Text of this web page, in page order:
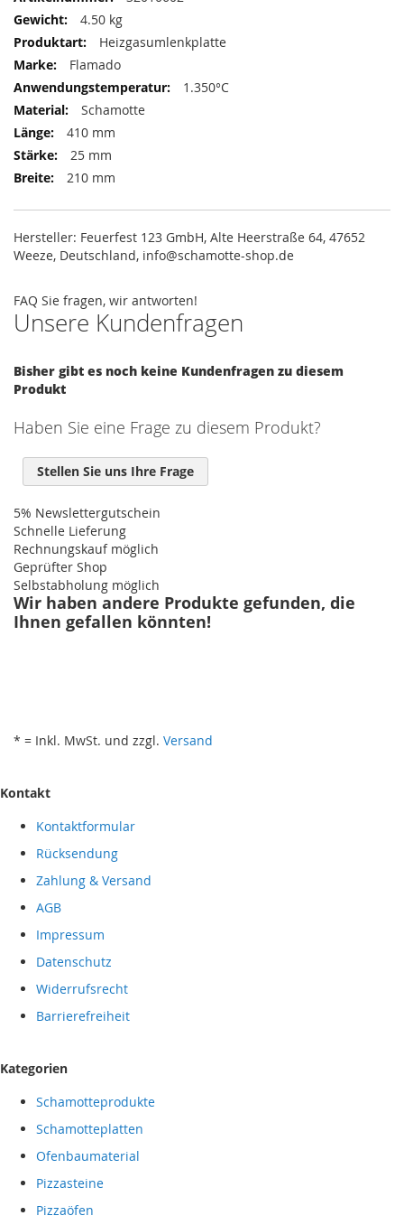
4.50 kg
Heizgasumlenkplatte
Flamado
1.350°C
Schamotte
410 mm
25 mm
210 mm
Hersteller: Feuerfest 123 GmbH, Alte Heerstraße 64, 47652
Weeze, Deutschland, info@schamotte-shop.de
FAQ Sie fragen, wir antworten!
Unsere Kundenfragen
Bisher gibt es noch keine Kundenfragen zu diesem
Produkt
Haben Sie eine Frage zu diesem Produkt?
Stellen Sie uns Ihre Frage
5% Newslettergutschein
Schnelle Lieferung
Rechnungskauf möglich
Geprüfter Shop
Selbstabholung möglich
Wir haben andere Produkte gefunden, die
Ihnen gefallen könnten!
* = Inkl. MwSt. und zzgl. Versand
Kontakt
Kontaktformular
Rücksendung
Zahlung & Versand
AGB
Impressum
Datenschutz
Widerrufsrecht
Barrierefreiheit
Kategorien
Schamotteprodukte
Schamotteplatten
Ofenbaumaterial
Pizzasteine
Pizzaöfen